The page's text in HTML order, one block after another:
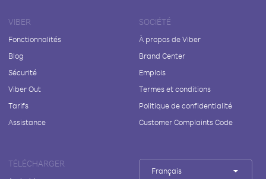
VIBER
Fonctionnalités
Blog
Sécurité
Viber Out
Tarifs
Assistance
SOCIÉTÉ
À propos de Viber
Brand Center
Emplois
Termes et conditions
Politique de confidentialité
Customer Complaints Code
TÉLÉCHARGER
Français